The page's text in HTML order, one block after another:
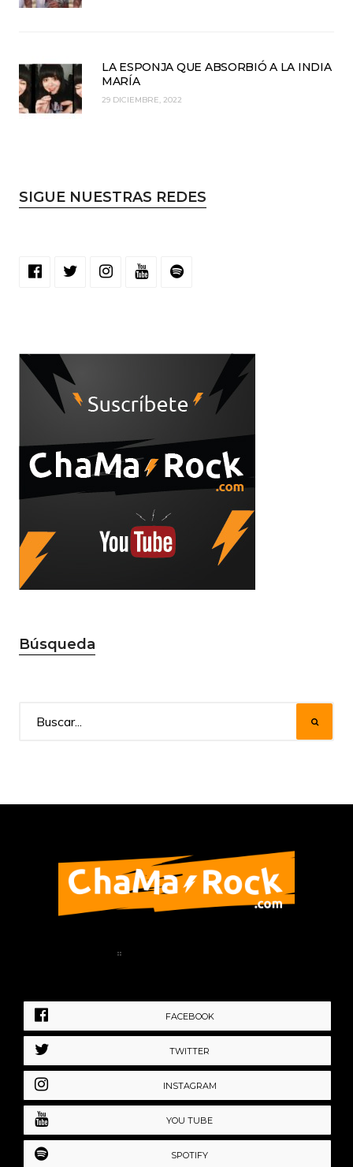
LA ESPONJA QUE ABSORBIÓ A LA INDIA
MARÍA
29 DICIEMBRE, 2022
SIGUE NUESTRAS REDES
Búsqueda
FACEBOOK
TWITTER
INSTAGRAM
YOU TUBE
SPOTIFY